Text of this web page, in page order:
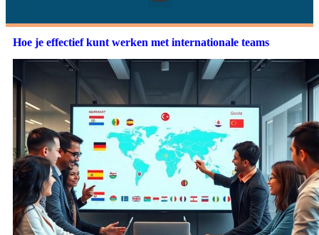
Hoe je effectief kunt werken met internationale teams